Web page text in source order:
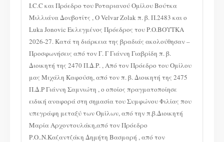
I.C.C και Πρόεδρο του Ροταριανού Ομίλου Βούτκα
Μιλλιάνα Δουβοτίτς , Ο Velvar Zolak π. β. Π.2483 και ο
Luka Jonovic Εκλεγμένος Πρόεδρος του Ρ.Ο.ΒΟΥΤΚΑ
2026-27. Κατά τη διάρκεια της βραδιάς ακολούθησαν –
Προσφωνήσεις από τον Γ. Γ Γιάννη Γιαβρίδη π. β.
Διοικητή της 2470 Π.Δ.Ρ. , Από τον Πρόεδρο του Ομίλου
μας Μιχάλη Καφούση, από τον π. β. Διοικητή της 2475
Π.Δ.Ρ Γιάννη Σαμνιώτη , ο οποίος πραγματοποίησε
ειδική αναφορά στη σημασία του Συμφώνου Φιλίας που
υπεγράφη μεταξύ των Ομίλων, από την π.β.Διοικητή
Μαρία Αρχοντουλάκη,από τον Πρόεδρο
Ρ.Ο..Ν.Καζαντζάκη Δημήτη Βασμαρή , από τον